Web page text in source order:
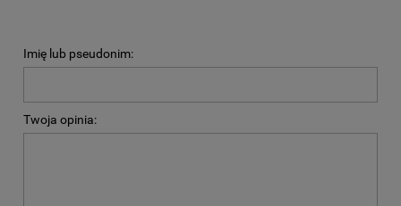
Imię lub pseudonim:
Twoja opinia: